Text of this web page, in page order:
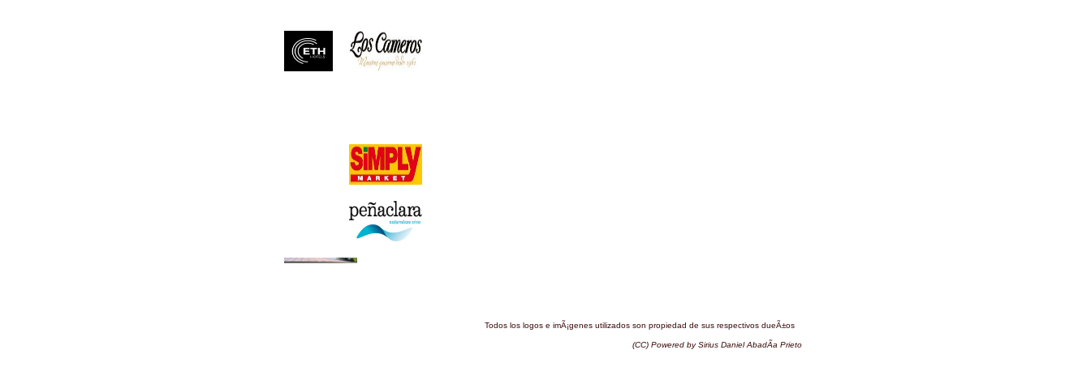
Todos los logos e imÃ¡genes utilizados son propiedad de sus respectivos dueÃ±os
(CC) Powered by Sirius Daniel AbadÃ­a Prieto